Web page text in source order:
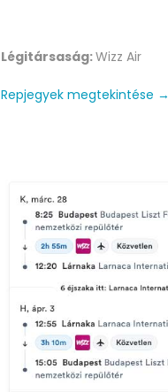
Légitársaság:Wizz Air
Repjegyek megtekintése →